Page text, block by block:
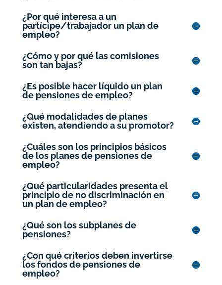
¿Por qué interesa a un
partícipe/trabajador un plan de
empleo?
¿Cómo y por qué las comisiones
son tan bajas?
¿Es posible hacer líquido un plan
de pensiones de empleo?
¿Qué modalidades de planes
existen, atendiendo a su promotor?
¿Cuáles son los principios básicos
de los planes de pensiones de
empleo?
¿Qué particularidades presenta el
principio de no discriminación en
un plan de empleo?
¿Qué son los subplanes de
pensiones?
¿Con qué criterios deben invertirse
los fondos de pensiones de
empleo?